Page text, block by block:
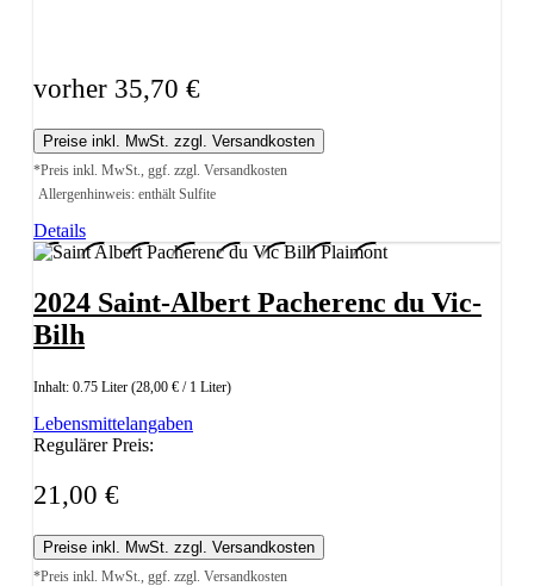
vorher 35,70 €
Preise inkl. MwSt. zzgl. Versandkosten
*Preis inkl. MwSt., ggf. zzgl. Versandkosten
Allergenhinweis: enthält Sulfite
Details
2024 Saint-Albert Pacherenc du Vic-
Bilh
Inhalt: 0.75 Liter (28,00 € / 1 Liter)
Lebensmittelangaben
Regulärer Preis:
21,00 €
Preise inkl. MwSt. zzgl. Versandkosten
*Preis inkl. MwSt., ggf. zzgl. Versandkosten